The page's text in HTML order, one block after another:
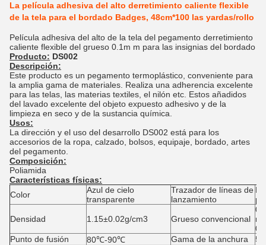
La película adhesiva del alto derretimiento caliente flexible
de la tela para el bordado Badges, 48cm*100 las yardas/rollo
Película adhesiva del alto de la tela del pegamento derretimiento
caliente flexible del grueso 0.1m m para las insignias del bordado
Producto: DS002
Descripción:
Este producto es un pegamento termoplástico, conveniente para
la amplia gama de materiales. Realiza una adherencia excelente
para las telas, las materias textiles, el nilón etc. Estos añadidos
del lavado excelente del objeto expuesto adhesivo y de la
limpieza en seco y de la sustancia química.
Usos:
La dirección y el uso del desarrollo DS002 está para los
accesorios de la ropa, calzado, bolsos, equipaje, bordado, artes
del pegamento.
Composición:
Poliamida
Características físicas:
Color
Azul de cielo
transparente
Trazador de líneas de
lanzamiento
Densidad 1.15±0.02g/cm3 Grueso convencional
Punto de fusión
80℃-90℃ Gama de la anchura